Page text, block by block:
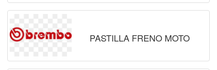
PASTILLA FRENO MOTO